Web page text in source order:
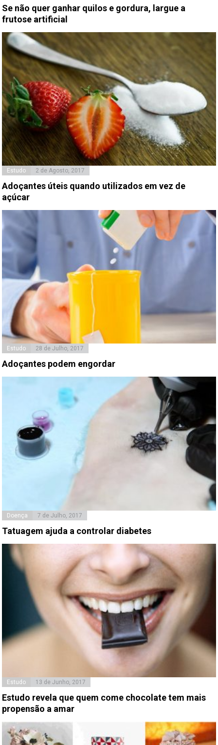
Se não quer ganhar quilos e gordura, largue a
frutose artificial
Estudo 2 de Agosto, 2017
Adoçantes úteis quando utilizados em vez de
açúcar
Estudo 28 de Julho, 2017
Adoçantes podem engordar
Doença 7 de Julho, 2017
Tatuagem ajuda a controlar diabetes
Estudo 13 de Junho, 2017
Estudo revela que quem come chocolate tem mais
propensão a amar